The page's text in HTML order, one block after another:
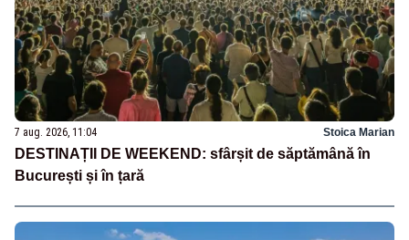
7 aug. 2026, 11:04 Stoica Marian
DESTINAȚII DE WEEKEND: sfârșit de săptămână în
București și în țară